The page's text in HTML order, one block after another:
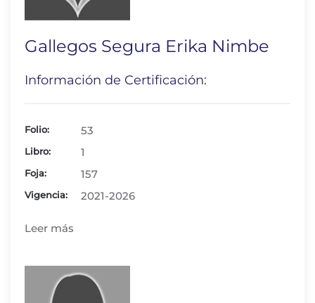
Gallegos Segura Erika Nimbe
Información de Certificación:
Folio: 53
Libro: 1
Foja: 157
Vigencia: 2021-2026
Leer más